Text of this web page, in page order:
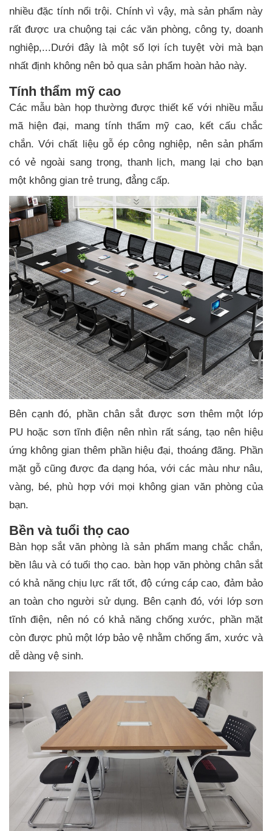
nhiều đặc tính nổi trội. Chính vì vậy, mà sản phẩm này
rất được ưa chuộng tại các văn phòng, công ty, doanh
nghiệp,...Dưới đây là một số lợi ích tuyệt vời mà bạn
nhất định không nên bỏ qua sản phẩm hoàn hảo này.
Tính thẩm mỹ cao
Các mẫu bàn họp thường được thiết kế với nhiều mẫu
mã hiện đại, mang tính thẩm mỹ cao, kết cấu chắc
chắn. Với chất liệu gỗ ép công nghiệp, nên sản phẩm
có vẻ ngoài sang trọng, thanh lịch, mang lại cho bạn
một không gian trẻ trung, đẳng cấp.
Bên cạnh đó, phần chân sắt được sơn thêm một lớp
PU hoặc sơn tĩnh điện nên nhìn rất sáng, tạo nên hiệu
ứng không gian thêm phần hiệu đại, thoáng đãng. Phần
mặt gỗ cũng được đa dạng hóa, với các màu như nâu,
vàng, bé, phù hợp với mọi không gian văn phòng của
bạn.
Bền và tuổi thọ cao
Bàn họp sắt văn phòng là sản phẩm mang chắc chắn,
bền lâu và có tuổi thọ cao. bàn họp văn phòng chân sắt
có khả năng chịu lực rất tốt, độ cứng cáp cao, đảm bảo
an toàn cho người sử dụng. Bên cạnh đó, với lớp sơn
tĩnh điện, nên nó có khả năng chống xước, phần mặt
còn được phủ một lớp bảo vệ nhằm chống ẩm, xước và
dễ dàng vệ sinh.